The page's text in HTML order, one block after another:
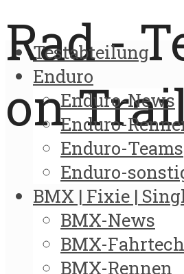
Rad -
on
Testabteilung
Enduro
Enduro-News
Enduro-
Enduro-Teams
Enduro-
BMX | Fixie |
BMX-News
BMX-
BMX-Rennen